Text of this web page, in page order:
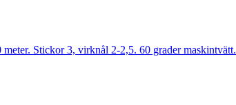
Stickor 3, virknål 2-2,5. 60 grader maskintvätt.